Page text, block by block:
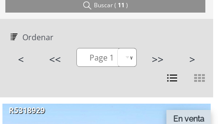
Buscar ( 11 )
Ordenar
< << Page 1 >> >
R5318929
En venta